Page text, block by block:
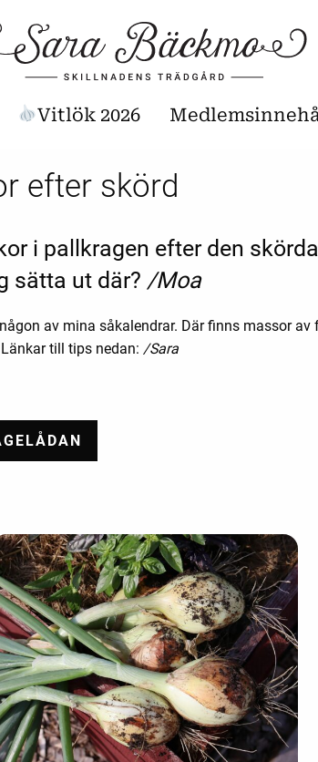
Vitlök 2026
efter skörd
i pallkragen efter den
sätta ut där? /Moa
av mina såkalendrar. Där finns massor av
till tips nedan: /Sara